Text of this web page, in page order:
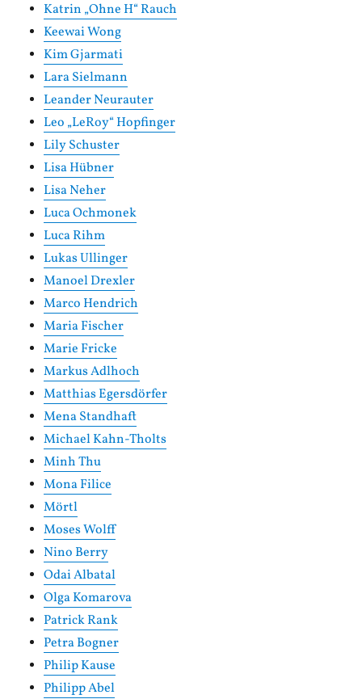
Katrin „Ohne H“ Rauch
Keewai Wong
Kim Gjarmati
Lara Sielmann
Leander Neurauter
Leo „LeRoy“ Hopfinger
Lily Schuster
Lisa Hübner
Lisa Neher
Luca Ochmonek
Luca Rihm
Lukas Ullinger
Manoel Drexler
Marco Hendrich
Maria Fischer
Marie Fricke
Markus Adlhoch
Matthias Egersdörfer
Mena Standhaft
Michael Kahn-Tholts
Minh Thu
Mona Filice
Mörtl
Moses Wolff
Nino Berry
Odai Albatal
Olga Komarova
Patrick Rank
Petra Bogner
Philip Kause
Philipp Abel